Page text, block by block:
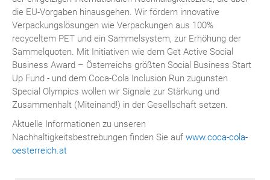
die EU-Vorgaben hinausgehen. Wir fördern innovative
Verpackungslösungen wie Verpackungen aus 100%
recyceltem PET und ein Sammelsystem, zur Erhöhung der
Sammelquoten. Mit Initiativen wie dem Get Active Social
Business Award – Österreichs größten Social Business Start
Up Fund - und dem Coca-Cola Inclusion Run zugunsten
Special Olympics wollen wir Signale zur Stärkung und
Zusammenhalt (Miteinand!) in der Gesellschaft setzen.
Aktuelle Informationen zu unseren
Nachhaltigkeitsbestrebungen finden Sie auf www.coca-cola-
oesterreich.at